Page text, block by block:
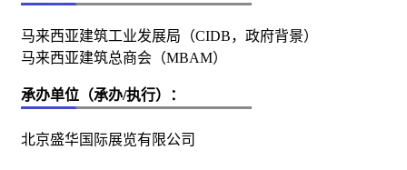
马来西亚建筑工业发展局（CIDB，政府背景）
马来西亚建筑总商会（MBAM）
承办单位（承办/执行）：
北京盛华国际展览有限公司